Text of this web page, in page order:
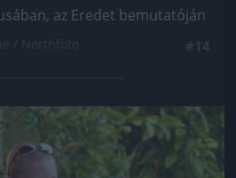
az Eredet bemutatóján
még kép!